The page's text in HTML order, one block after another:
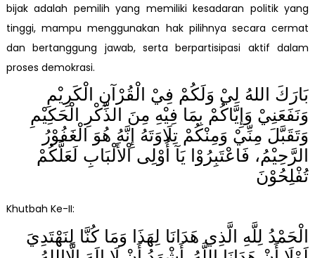
bijak adalah pemilih yang memiliki kesadaran politik yang
tinggi, mampu menggunakan hak pilihnya secara cermat
dan bertanggung jawab, serta berpartisipasi aktif dalam
proses demokrasi.
بَارَكَ اللهُ لِيْ وَلَكُمْ فِيْ الْقُرْآنِ الْكَرِيْمِ
وَنَفَعَنِيْ وَإِيَّاكُمْ بِمَا فِيْهِ مِنَ الذِّكْرِ الْحَكِيْمِ
وَتَقَبَّلَ مِنِّيْ وَمِنْكُمْ تِلَاوَتَهُ إِنَّهُ هُوَ الْغَفُوْرُ
الرَّحِيْمُ، فَاعْتَبِرُوْا يَآ أُوْلِى اْلأَلْبَابِ لَعَلَّكُمْ
تُفْلِحُوْنَ
Khutbah Ke-II:
الْحَمْدُ لِلَّهِ الَّذِي هَدَانَا لِهَذَا وَمَا كُنَّا لِنَهْتَدِيَ